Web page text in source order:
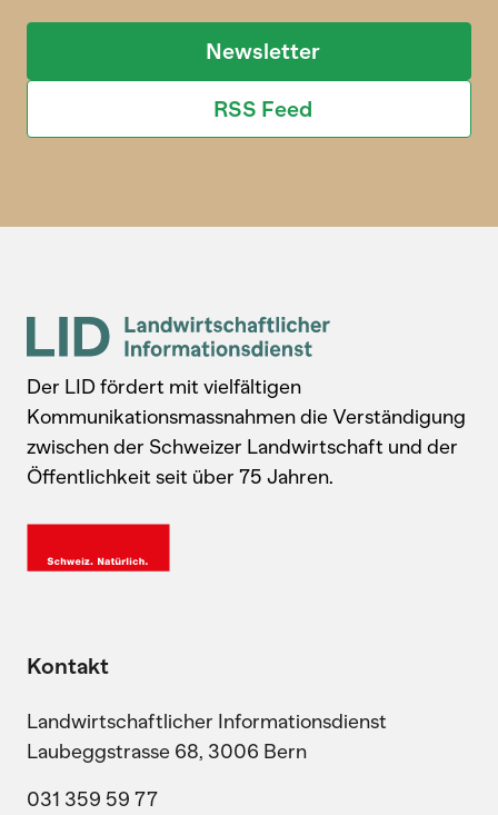
Newsletter
RSS Feed
Der LID fördert mit vielfältigen
Kommunikationsmassnahmen die Verständigung
zwischen der Schweizer Landwirtschaft und der
Öffentlichkeit seit über 75 Jahren.
Kontakt
Landwirtschaftlicher Informationsdienst
Laubeggstrasse 68, 3006 Bern
031 359 59 77